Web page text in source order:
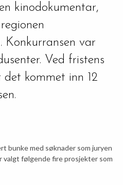
kinodokumentar,
Konkurransen var
Ved fristens
kommet inn 12
bunke med søknader som juryen
valgt følgende fire prosjekter som